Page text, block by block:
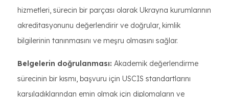
hizmetleri, sürecin bir parçası olarak Ukrayna kurumlarının
akreditasyonunu değerlendirir ve doğrular, kimlik
bilgilerinin tanınmasını ve meşru olmasını sağlar.
Belgelerin doğrulanması: Akademik değerlendirme
sürecinin bir kısmı, başvuru için USCIS standartlarını
karşıladıklarından emin olmak için diplomaların ve